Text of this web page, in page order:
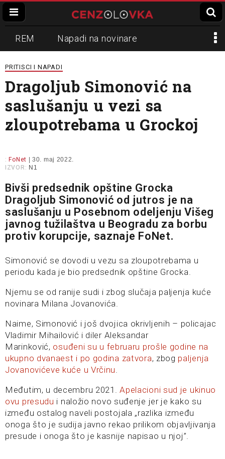
REM Napadi na novinare
Zvučni top
Propaganda Lokalni mediji
Informer Slavko Ćuruvija
PRITISCI I NAPADI
Dragoljub Simonović na
saslušanju u vezi sa
zloupotrebama u Grockoj
: FoNet | 30. maj 2022.
IZVOR: N1
Bivši predsednik opštine Grocka
Dragoljub Simonović od jutros je na
saslušanju u Posebnom odeljenju Višeg
javnog tužilaštva u Beogradu za borbu
protiv korupcije, saznaje FoNet.
Simonović se dovodi u vezu sa zloupotrebama u
periodu kada je bio predsednik opštine Grocka.
Njemu se od ranije sudi i zbog slučaja paljenja kuće
novinara Milana Jovanovića.
Naime, Simonović i još dvojica okrivljenih – policajac
Vladimir Mihailović i diler Aleksandar
Marinković, osuđeni su u februaru prošle godine na
ukupno dvanaest i po godina zatvora, zbog paljenja
Jovanovićeve kuće u Vrčinu.
Međutim, u decembru 2021.Apelacioni sud je ukinuo
ovu presudu i naložio novo suđenje jer je kako su
između ostalog naveli postojala „razlika između
onoga što je sudija javno rekao prilikom objavljivanja
presude i onoga što je kasnije napisao u njoj”.